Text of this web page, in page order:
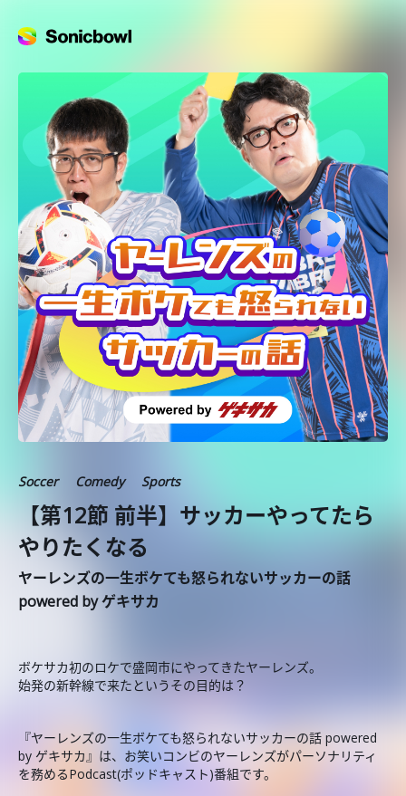
Soccer Comedy Sports
【第12節 前半】サッカーやってたら
やりたくなる
ヤーレンズの一生ボケても怒られないサッカーの話
powered by ゲキサカ
ボケサカ初のロケで盛岡市にやってきたヤーレンズ。
始発の新幹線で来たというその目的は？
『ヤーレンズの一生ボケても怒られないサッカーの話 powered
by ゲキサカ』は、お笑いコンビのヤーレンズがパーソナリティ
を務めるPodcast(ポッドキャスト)番組です。